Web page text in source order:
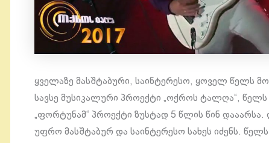
ყველაზე მასშტაბური, საინტერესო, ყოველ წელს
სავსე მუსიკალური პროექტი „ოქროს ტალღა“,
„ფორტუნამ“ პროექტი ზუსტად 5 წლის წინ
უფრო მასშტაბურ და საინტერესო სახეს იძენს.